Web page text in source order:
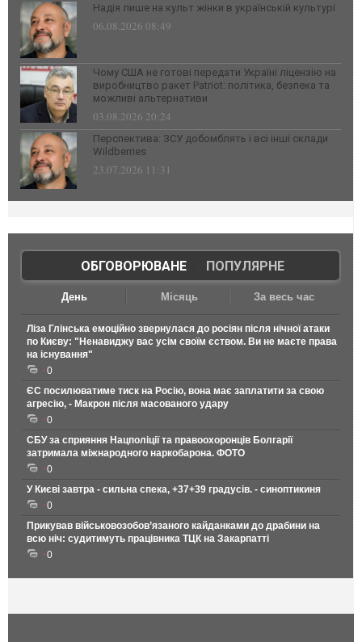
Надія лише на культ жінки в українській культурі
06.08.2026 08:49
Чому США не готові передати Україні ліцензію на
виробництво ракет Patriot: політика, безпека та
можливі альтернативи
03.08.2026 20:24
Перспектива: ЗСУ добомблять і всі інші склади
Wildberries
23.07.2026 11:31
ОБГОВОРЮВАНЕ| ПОПУЛЯРНЕ
День Місяць За весь час
Ліза Глінська емоційно звернулася до росіян після нічної атаки
по Києву: "Ненавиджу вас усім своїм єством. Ви не маєте права
на існування"
0
ЄС посилюватиме тиск на Росію, вона має заплатити за свою
агресію, - Макрон після масованого удару
0
СБУ за сприяння Нацполіції та правоохоронців Болгарії
затримала міжнародного наркобарона. ФОТО
0
У Києві завтра - сильна спека, +37+39 градусів. - синоптикиня
0
Прикував військовозобов’язаного кайданками до драбини на
всю ніч: судитимуть працівника ТЦК на Закарпатті
0